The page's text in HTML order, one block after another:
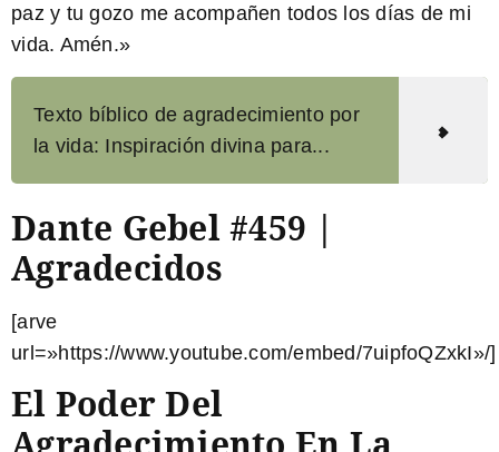
paz y tu gozo me acompañen todos los días de mi
vida. Amén.»
Texto bíblico de agradecimiento por
la vida: Inspiración divina para...
Dante Gebel #459 |
Agradecidos
[arve
url=»https://www.youtube.com/embed/7uipfoQZxkI»/]
El Poder Del